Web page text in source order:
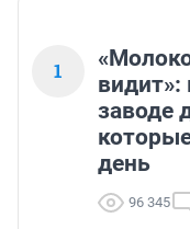
1
заводе
день
96 345